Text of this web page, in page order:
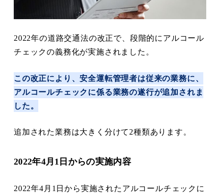
2022年の道路交通法の改正で、段階的にアルコール
チェックの義務化が実施されました。
この改正により、安全運転管理者は従来の業務に、
アルコールチェックに係る業務の遂行が追加されま
した。
追加された業務は大きく分けて2種類あります。
2022年4月1日からの実施内容
2022年4月1日から実施されたアルコールチェックに